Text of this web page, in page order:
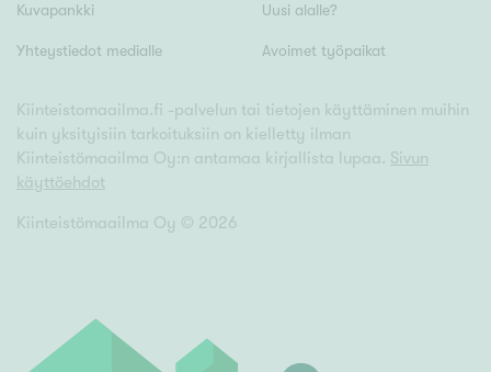
Hissi
Järvi- tai merinäköala
Oma ranta
Oma sauna
Kuvapankki
Yhteystiedot medialle
Uusi alalle?
Avoimet työpaikat
Kiinteistomaailma.fi -palvelun tai tietojen käyttäminen muihin
kuin yksityisiin tarkoituksiin on kielletty ilman
Kiinteistömaailma Oy:n antamaa kirjallista lupaa. Sivun
käyttöehdot
Kiinteistömaailma Oy © 2026